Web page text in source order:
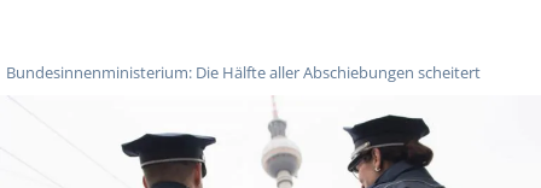
Bundesinnenministerium: Die Hälfte aller Abschiebungen scheitert